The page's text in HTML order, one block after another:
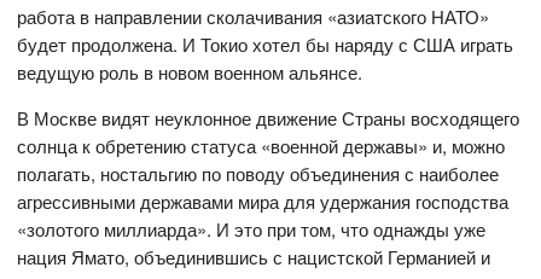
работа в направлении сколачивания «азиатского НАТО»
будет продолжена. И Токио хотел бы наряду с США играть
ведущую роль в новом военном альянсе.
В Москве видят неуклонное движение Страны восходящего
солнца к обретению статуса «военной державы» и, можно
полагать, ностальгию по поводу объединения с наиболее
агрессивными державами мира для удержания господства
«золотого миллиарда». И это при том, что однажды уже
нация Ямато, объединившись с нацистской Германией и